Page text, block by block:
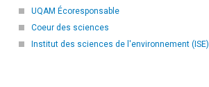
UQAM Écoresponsable
Coeur des sciences
Institut des sciences de l'environnement (ISE)